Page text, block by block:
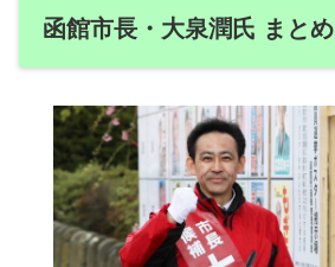
函館市長・大泉潤氏 まとめ